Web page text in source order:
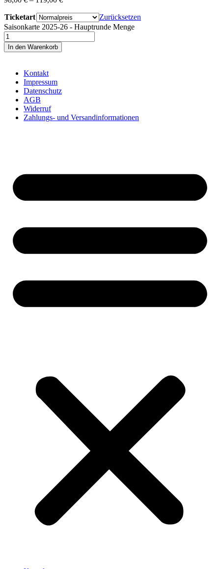
Ticketart
Zurücksetzen
Saisonkarte 2025-26 - Hauptrunde Menge
In den Warenkorb
Kontakt
Impressum
Datenschutz
AGB
Widerruf
Zahlungs- und Versandinformationen